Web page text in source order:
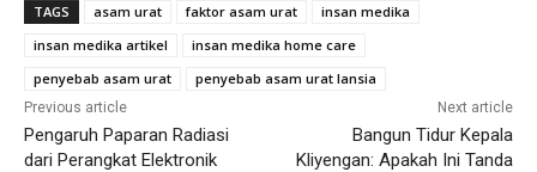
TAGS asam urat faktor asam urat
insan medika
insan medika artikel
insan medika home care
penyebab asam urat
penyebab asam urat lansia
Previous article
Pengaruh Paparan Radiasi
dari Perangkat Elektronik
Next article
Bangun Tidur Kepala
Kliyengan: Apakah Ini Tanda